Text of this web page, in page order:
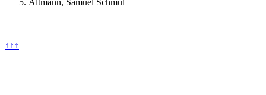
Altmann, Samuel Schmul
↑↑↑